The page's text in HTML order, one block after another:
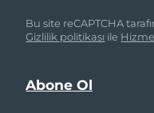
Bu site reCAPTCHA
Gizlilik politikası ile